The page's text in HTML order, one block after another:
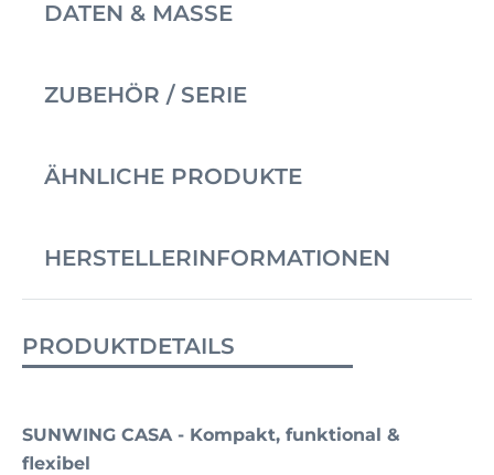
DATEN & MASSE
ZUBEHÖR / SERIE
ÄHNLICHE PRODUKTE
HERSTELLERINFORMATIONEN
PRODUKTDETAILS
SUNWING CASA - Kompakt, funktional &
flexibel